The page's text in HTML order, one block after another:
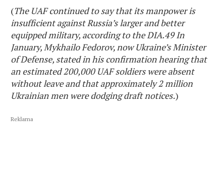
(The UAF continued to say that its manpower is
insufficient against Russia’s larger and better
equipped military, according to the DIA.49 In
January, Mykhailo Fedorov, now Ukraine’s Minister
of Defense, stated in his confirmation hearing that
an estimated 200,000 UAF soldiers were absent
without leave and that approximately 2 million
Ukrainian men were dodging draft notices.)
Reklama